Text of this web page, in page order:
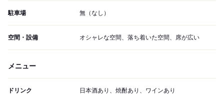
駐車場 無（なし）
空間・設備 オシャレな空間、落ち着いた空間、席が広い
メニュー
ドリンク 日本酒あり、焼酎あり、ワインあり